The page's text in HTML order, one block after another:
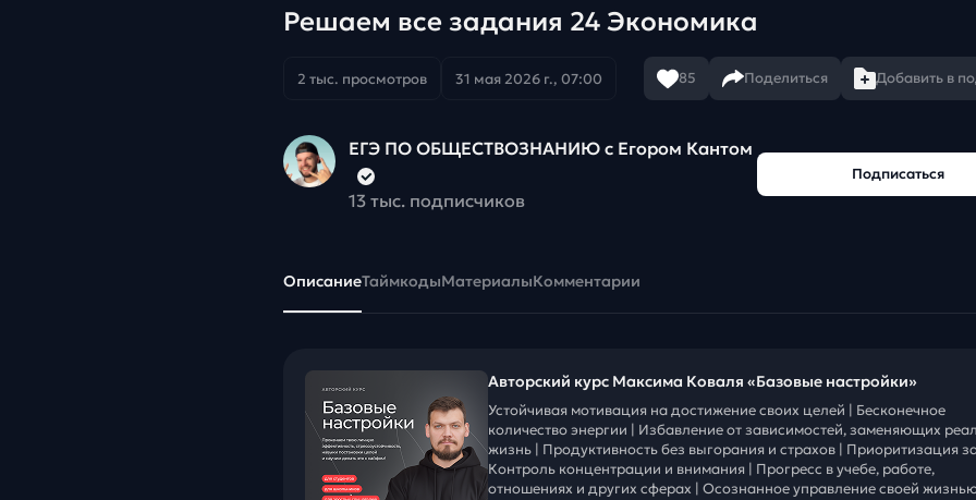
Решаем все задания 24 Экономика
2 тыс. просмотров 31 мая 2026 г., 07:00 85 Поделиться Добавить в
ЕГЭ ПО ОБЩЕСТВОЗНАНИЮ c Егором Кантом
13 тыс. подписчиков
Подписаться
ОписаниеТаймкодыМатериалыКомментарии
Авторский курс Максима Коваля «Базовые настройки»
Устойчивая мотивация на достижение своих целей | Бесконечное
количество энергии | Избавление от зависимостей, заменяющих
жизнь | Продуктивность без выгорания и страхов | Приоритизация
Контроль концентрации и внимания | Прогресс в учебе, работе,
отношениях и других сферах | Осознанное управление своей